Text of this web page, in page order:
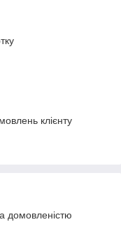
клієнту
домовленістю